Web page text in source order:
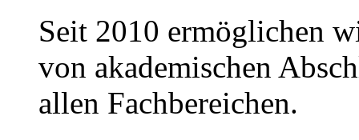
Seit 2010 ermöglichen
von akademischen
allen Fachbereichen.